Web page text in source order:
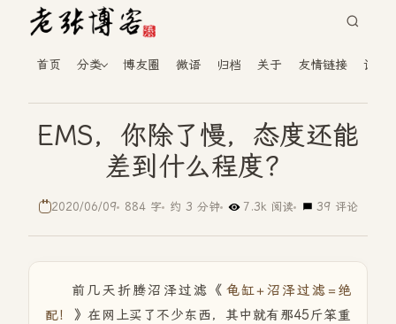
首页 分类 博友圈 微语 归档 关于 友情链接 读者
EMS，你除了慢，态度还能
差到什么程度？
2020/06/09 884 字 约 3 分钟 7.3k 阅读 39 评论
前几天折腾沼泽过滤《 龟缸+沼泽过滤=绝
配！
》在网上买了不少东西，其中就有那45斤笨重